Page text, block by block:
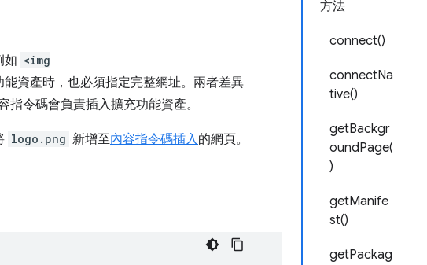
方法
connect()
connectNa
tive()
getBackgr
oundPage(
)
getManife
st()
getPackag
如 <img
資產時，也必須指定完整網址。兩者差異
指令碼會負責插入擴充功能資產。
logo.png 新增至內容指令碼插入的網頁。